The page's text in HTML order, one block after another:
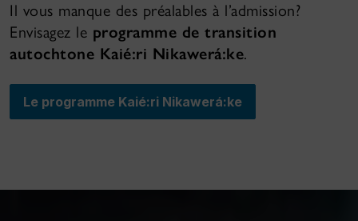
Il vous manque des préalables à l’admission?
Envisagez le programme de transition
autochtone Kaié:ri Nikawerá:ke.
Le programme Kaié:ri Nikawerá:ke